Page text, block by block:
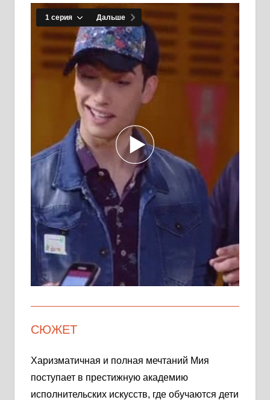
СЮЖЕТ
Харизматичная и полная мечтаний Мия
поступает в престижную академию
исполнительских искусств, где обучаются дети